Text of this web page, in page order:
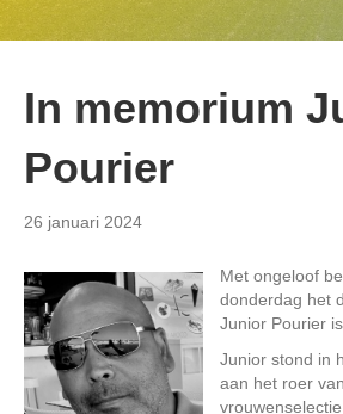
In memorium
Pourier
26 januari 2024
Met ongeloof
donderdag het
Junior Pourier
Junior stond in
aan het roer